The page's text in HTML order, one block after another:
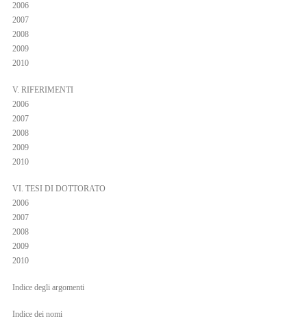
2006
2007
2008
2009
2010
V. RIFERIMENTI
2006
2007
2008
2009
2010
VI. TESI DI DOTTORATO
2006
2007
2008
2009
2010
Indice degli argomenti
Indice dei nomi